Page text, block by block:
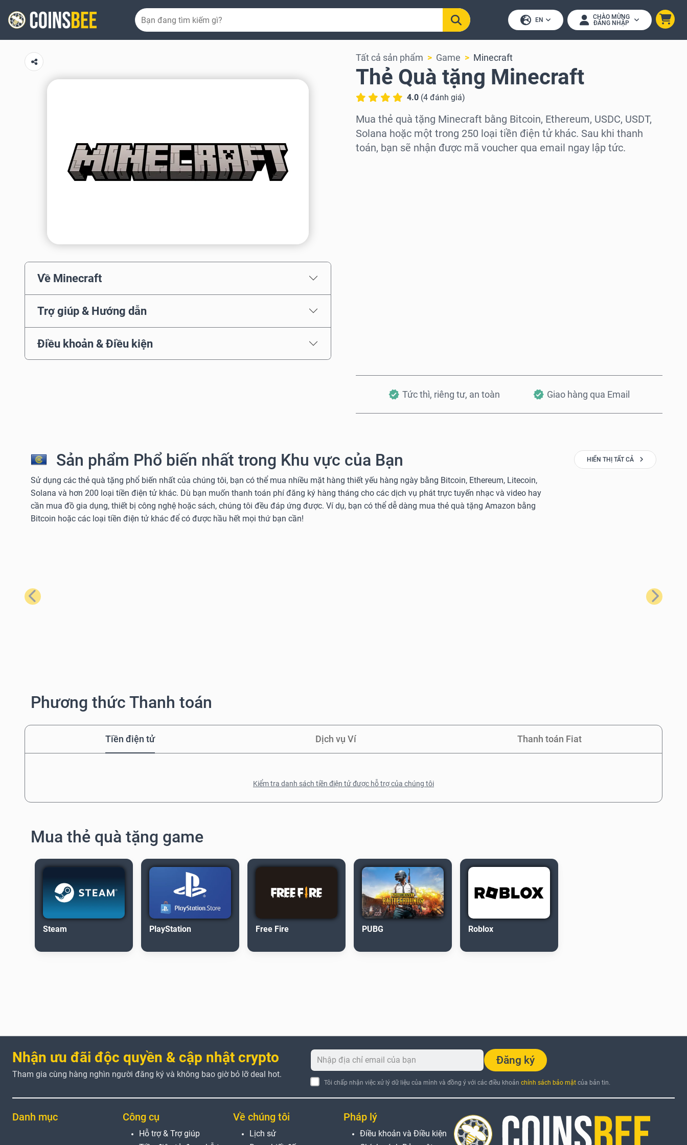
EN
CHÀO MỪNG
ĐĂNG NHẬP
Về Minecraft
Trợ giúp & Hướng dẫn
Điều khoản & Điều kiện
Tất cả sản phẩm Game Minecraft
Thẻ Quà tặng Minecraft
4.0 (4 đánh giá)
Mua thẻ quà tặng Minecraft bằng Bitcoin, Ethereum, USDC, USDT,
Solana hoặc một trong 250 loại tiền điện tử khác. Sau khi thanh
toán, bạn sẽ nhận được mã voucher qua email ngay lập tức.
Tức thì, riêng tư, an toàn Giao hàng qua Email
Sản phẩm Phổ biến nhất trong Khu vực của Bạn
Sử dụng các thẻ quà tặng phổ biến nhất của chúng tôi, bạn có thể mua nhiều mặt hàng thiết yếu hàng ngày bằng Bitcoin, Ethereum, Litecoin,
Solana và hơn 200 loại tiền điện tử khác. Dù bạn muốn thanh toán phí đăng ký hàng tháng cho các dịch vụ phát trực tuyến nhạc và video hay
cần mua đồ gia dụng, thiết bị công nghệ hoặc sách, chúng tôi đều đáp ứng được. Ví dụ, bạn có thể dễ dàng mua thẻ quà tặng Amazon bằng
Bitcoin hoặc các loại tiền điện tử khác để có được hầu hết mọi thứ bạn cần!
HIỂN THỊ TẤT CẢ
Trước Tiếp theo
Phương thức Thanh toán
Tiền điện tử Dịch vụ Ví Thanh toán Fiat
Kiểm tra danh sách tiền điện tử được hỗ trợ của chúng tôi
Mua thẻ quà tặng game
Steam PlayStation Free Fire PUBG Roblox
Nhận ưu đãi độc quyền & cập nhật crypto
Tham gia cùng hàng nghìn người đăng ký và không bao giờ bỏ lỡ deal hot.
Đăng ký
Tôi chấp nhận việc xử lý dữ liệu của mình và đồng ý với các điều khoản chính sách bảo mậtcủa bản tin.
Danh mục Công cụ
Hỗ trợ & Trợ giúp
Về chúng tôi
Lịch sử
Pháp lý
Điều khoản và Điều kiện